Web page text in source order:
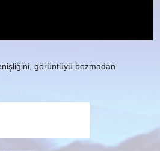
görüntüyü bozmadan